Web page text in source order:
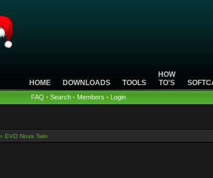
HOME DOWNLOADS TOOLS
HOW
TO'S
FAQ • Search• Members • Login
» EVO Nova Twin